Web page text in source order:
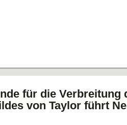
für die Verbreitung
von Taylor führt